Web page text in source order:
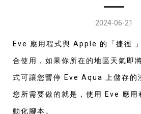
2024-06-21
Eve 應用程式與 Apple 的「捷徑
合使用，如果你所在的地區天氣即
式可讓您暫停 Eve Aqua 上儲存的
您所需要做的就是，使用 Eve 應用
動化腳本。